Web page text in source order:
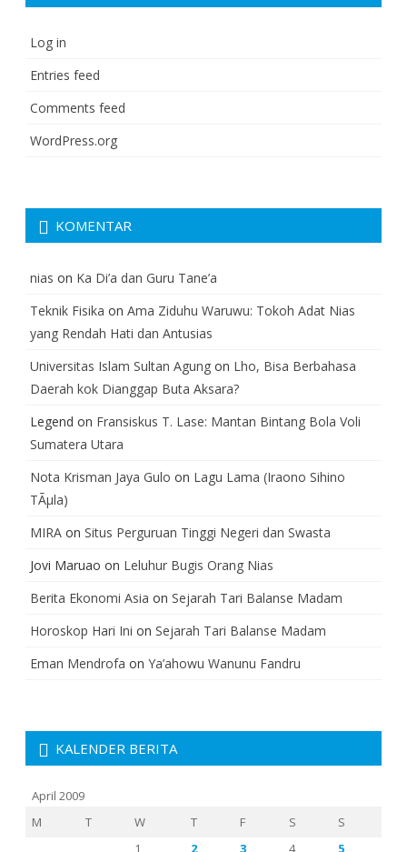
Log in
Entries feed
Comments feed
WordPress.org
KOMENTAR
nias on Ka Di’a dan Guru Tane’a
Teknik Fisika on Ama Ziduhu Waruwu: Tokoh Adat Nias
yang Rendah Hati dan Antusias
Universitas Islam Sultan Agung on Lho, Bisa Berbahasa
Daerah kok Dianggap Buta Aksara?
Legend on Fransiskus T. Lase: Mantan Bintang Bola Voli
Sumatera Utara
Nota Krisman Jaya Gulo on Lagu Lama (Iraono Sihino
TÃµla)
MIRA on Situs Perguruan Tinggi Negeri dan Swasta
Jovi Maruao on Leluhur Bugis Orang Nias
Berita Ekonomi Asia on Sejarah Tari Balanse Madam
Horoskop Hari Ini on Sejarah Tari Balanse Madam
Eman Mendrofa on Ya’ahowu Wanunu Fandru
KALENDER BERITA
April 2009
M
T W T F S
S
1
2 3 4 5